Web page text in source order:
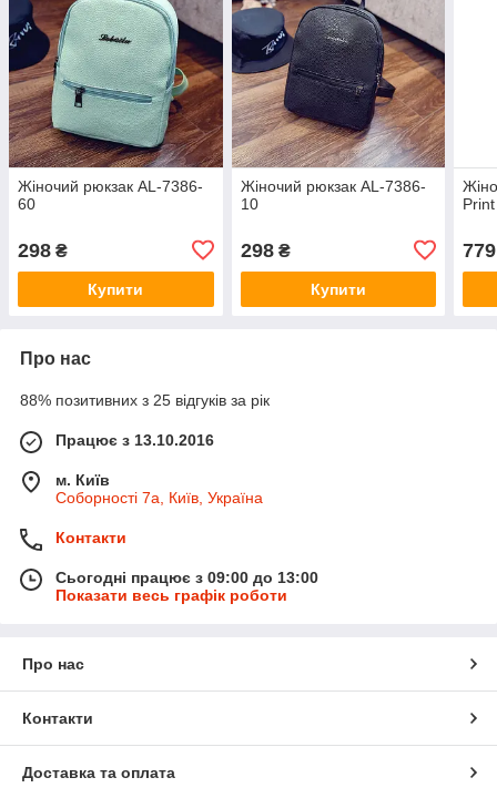
Жіночий рюкзак AL-7386-
60
298 ₴
Купити
Жіночий рюкзак AL-7386-
10
298₴
Купити
779
Про нас
88% позитивних з 25 відгуків за рік
Працює з 13.10.2016
м. Київ
Соборності 7а, Київ, Україна
Контакти
Сьогодні працює з 09:00 до 13:00
Показати весь графік роботи
Про нас
Контакти
Доставка та оплата